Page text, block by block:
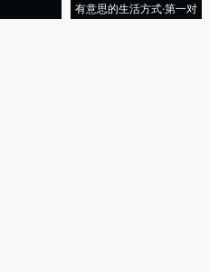
有意思的生活方式·第一对